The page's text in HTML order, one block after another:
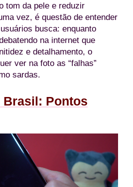
tom da pele e reduzir
vez, é questão de entender
busca: enquanto
na internet que
e detalhamento, o
ver na foto as “falhas”
sardas.
Brasil: Pontos